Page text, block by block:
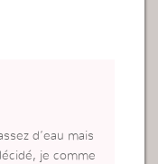
d’eau mais
je comme